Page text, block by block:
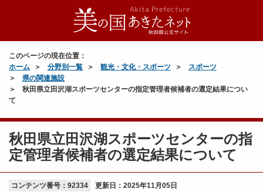
このページの現在位置：
ホーム
分野別一覧 観光・文化・スポーツ
スポーツ
県の関連施設
秋田県立田沢湖スポーツセンターの指定管理者候補者の選定結果につい
て
秋田県立田沢湖スポーツセンターの指
定管理者候補者の選定結果について
コンテンツ番号：92334 更新日： 2025年11月05日